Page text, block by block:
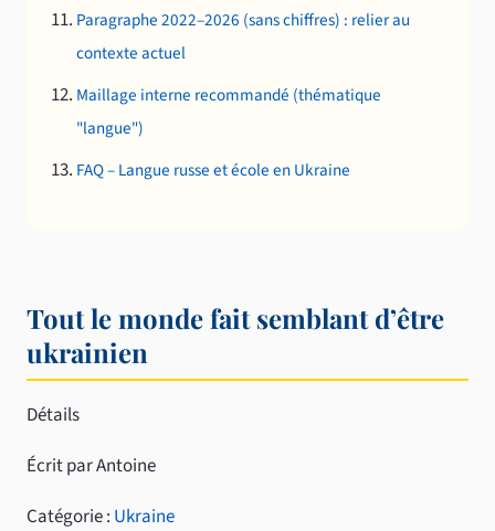
Paragraphe 2022–2026 (sans chiffres) : relier au
contexte actuel
Maillage interne recommandé (thématique
"langue")
FAQ – Langue russe et école en Ukraine
Tout le monde fait semblant d’être
ukrainien
Détails
Écrit par Antoine
Catégorie : Ukraine